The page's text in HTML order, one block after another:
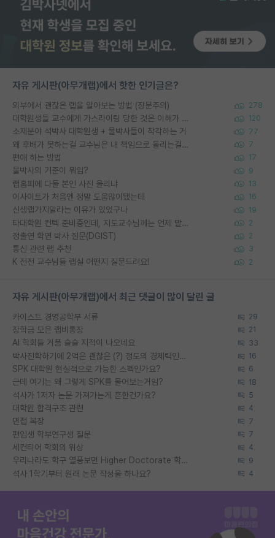
자유 게시판(아무개랩)에서 핫한 인기글은?
외부에서 괜찮은 랩을 알아보는 방법 (장문주의) 278
대학원생들 교수에게 가스라이팅 당한 것은 이해가 갑니다. 안타깝네요. 120
소재분야 석박사 대학원생 + 물박사들이 착각하는 거 77
왜 후배가 못하는걸 교수님은 내 책임으로 돌리는걸까요? 7
편애 하는 방법 17
물박사의 기준이 뭐임? 9
랩홈피에 다들 본인 사진 올리냐 13
이사이트가 처음엔 정말 도움많이됐는데 16
신생랩가지말라는 이유가 있었구나 19
타대학원 컨텍 준비중인데, 지도교수님께는 언제 말씀드려야 할까요? 2
정출연 학연 박사 질문(DGIST) 2
통신 관련 랩 추천 3
K 전전 교수님들 랩실 어떤지 질문드려요! 2
자유 게시판(아무개랩)에서 최근 댓글이 많이 달린 글
카이스트 경영공학부 서류 29
장학금 모은 랩비통장 21
AI 학회들 거품 슬슬 지적이 나오네요 33
박사진학하기에 2억은 괜찮은 (?) 정도의 경제력인가요 16
SPK 대학원 현실적으로 가능한 스펙인가요? 6
근데 여기는 왜 그렇게 SPK를 물어보는거임? 18
석사가 1저자 논문 가져가는게 흔한건가요? 5
대학원 합격구조 관련 4
면접 복장 7
편입생 학부연구생 질문 7
세컨티어 학회의 위상 4
우리나라도 학구 열풍보면 Higher Doctorate 학위가 필요하다고 봅니다. 9
석사 1학기부터 원래 논문 작성을 하나요? 4